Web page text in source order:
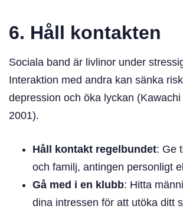
6. Håll kontakten
Sociala band är livlinor under
Interaktion med andra kan sänka
depression och öka lyckan
2001).
Håll kontakt regelbundet: Ge
och familj, antingen personligt
Gå med i en klubb: Hitta
dina intressen för att utöka ditt